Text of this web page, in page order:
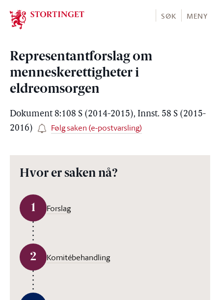
Stortinget.no
SØK MENY
Representantforslag om
menneskerettigheter i
eldreomsorgen
Dokument 8:108 S (2014-2015), Innst. 58 S (2015-
2016)
Følg saken (e-postvarsling)
Hvor er saken nå?
1 Forslag
2 Komitébehandling